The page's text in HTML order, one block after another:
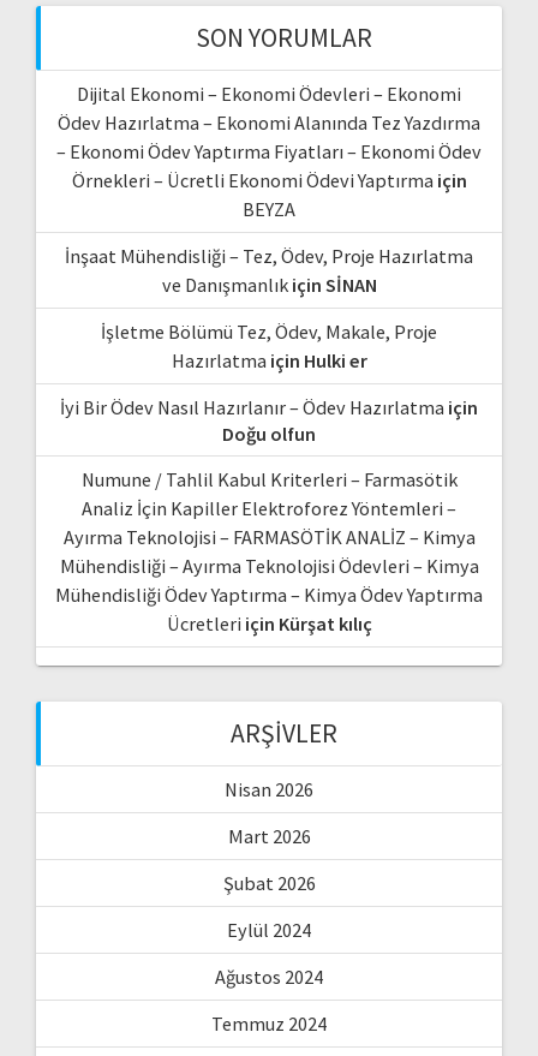
SON YORUMLAR
Dijital Ekonomi – Ekonomi Ödevleri – Ekonomi
Ödev Hazırlatma – Ekonomi Alanında Tez Yazdırma
– Ekonomi Ödev Yaptırma Fiyatları – Ekonomi Ödev
Örnekleri – Ücretli Ekonomi Ödevi Yaptırma için
BEYZA
İnşaat Mühendisliği – Tez, Ödev, Proje Hazırlatma
ve Danışmanlıkiçin SİNAN
İşletme Bölümü Tez, Ödev, Makale, Proje
Hazırlatma için Hulki er
İyi Bir Ödev Nasıl Hazırlanır – Ödev Hazırlatma için
Doğu olfun
Numune / Tahlil Kabul Kriterleri – Farmasötik
Analiz İçin Kapiller Elektroforez Yöntemleri –
Ayırma Teknolojisi – FARMASÖTİK ANALİZ – Kimya
Mühendisliği – Ayırma Teknolojisi Ödevleri – Kimya
Mühendisliği Ödev Yaptırma – Kimya Ödev Yaptırma
Ücretleri için Kürşat kılıç
ARŞIVLER
Nisan 2026
Mart 2026
Şubat 2026
Eylül 2024
Ağustos 2024
Temmuz 2024